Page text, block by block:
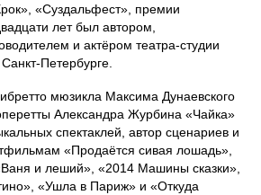
«Суздальфест», премии
лет был автором,
и актёром театра-студии
мюзикла Максима Дунаевского
Александра Журбина «Чайка»
спектаклей, автор сценариев и
«Продаётся сивая лошадь»,
и леший», «2014 Машины сказки»,
«Ушла в Париж» и «Откуда